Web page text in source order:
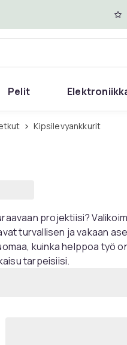
Pelit
Kipsilevyankkurit
projektiisi?
turvallisen ja vakaan
kuinka helppoa työ
tarpeisiisi.